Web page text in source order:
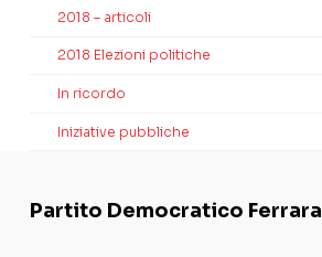
2018 – articoli
2018 Elezioni politiche
In ricordo
Iniziative pubbliche
Partito Democratico Ferrara